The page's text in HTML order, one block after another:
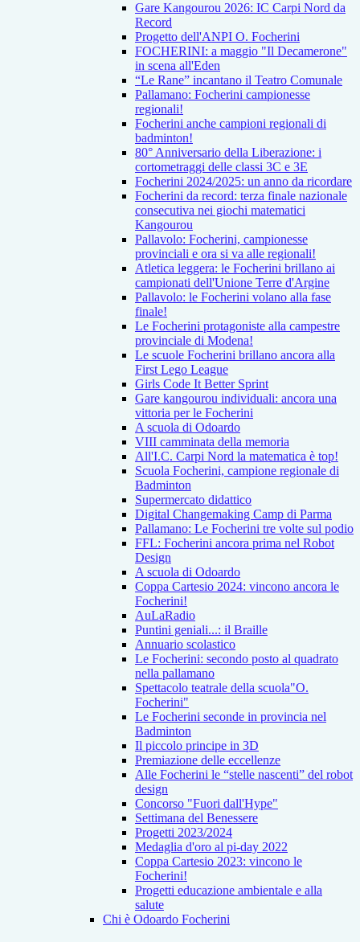
Gare Kangourou 2026: IC Carpi Nord da
Record
Progetto dell'ANPI O. Focherini
FOCHERINI: a maggio "Il Decamerone"
in scena all'Eden
“Le Rane” incantano il Teatro Comunale
Pallamano: Focherini campionesse
regionali!
Focherini anche campioni regionali di
badminton!
80° Anniversario della Liberazione: i
cortometraggi delle classi 3C e 3E
Focherini 2024/2025: un anno da ricordare
Focherini da record: terza finale nazionale
consecutiva nei giochi matematici
Kangourou
Pallavolo: Focherini, campionesse
provinciali e ora si va alle regionali!
Atletica leggera: le Focherini brillano ai
campionati dell'Unione Terre d'Argine
Pallavolo: le Focherini volano alla fase
finale!
Le Focherini protagoniste alla campestre
provinciale di Modena!
Le scuole Focherini brillano ancora alla
First Lego League
Girls Code It Better Sprint
Gare kangourou individuali: ancora una
vittoria per le Focherini
A scuola di Odoardo
VIII camminata della memoria
All'I.C. Carpi Nord la matematica è top!
Scuola Focherini, campione regionale di
Badminton
Supermercato didattico
Digital Changemaking Camp di Parma
Pallamano: Le Focherini tre volte sul podio
FFL: Focherini ancora prima nel Robot
Design
A scuola di Odoardo
Coppa Cartesio 2024: vincono ancora le
Focherini!
AuLaRadio
Puntini geniali...: il Braille
Annuario scolastico
Le Focherini: secondo posto al quadrato
nella pallamano
Spettacolo teatrale della scuola"O.
Focherini"
Le Focherini seconde in provincia nel
Badminton
Il piccolo principe in 3D
Premiazione delle eccellenze
Alle Focherini le “stelle nascenti” del robot
design
Concorso "Fuori dall'Hype"
Settimana del Benessere
Progetti 2023/2024
Medaglia d'oro al pi-day 2022
Coppa Cartesio 2023: vincono le
Focherini!
Progetti educazione ambientale e alla
salute
Chi è Odoardo Focherini